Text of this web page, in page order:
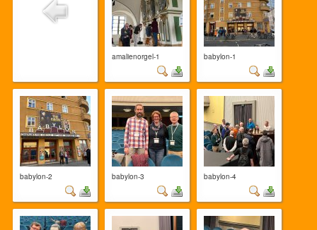
amalienorgel-1 babylon-1
babylon-2 babylon-3 babylon-4